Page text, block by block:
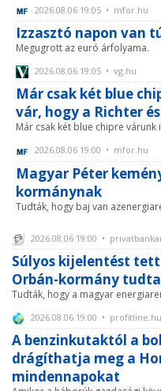
2026.08.06 19:05 • mfor.hu
Izzasztó napon van
Megugrott az euró árfolyama.
2026.08.06 19:05 • vg.hu
Már csak két blue
vár, hogy a Richter
Már csak két blue chipre várunk
2026.08.06 19:00 • mfor.hu
Magyar Péter
kormánynak
Tudták, hogy baj van
2026.08.06 19:00 •
Súlyos kijelentést
Orbán-kormány
Tudták, hogy a magyar
2026.08.06 19:00 • profitline.hu
A benzinkutaktól a
drágíthatja meg a
mindennapokat